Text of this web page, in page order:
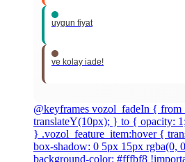
uygun fiyat
ve kolay iade!
@keyframes vozol_fadeIn {
translateY(10px); } to { opacity:
} .vozol_feature_item:hover {
box-shadow: 0 5px 15px rgba(0,
background-color: #fffbf8